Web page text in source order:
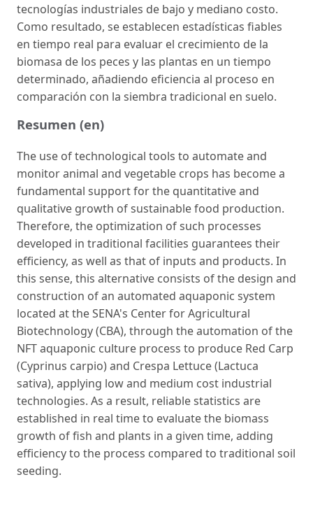
tecnologías industriales de bajo y mediano costo.
Como resultado, se establecen estadísticas fiables
en tiempo real para evaluar el crecimiento de la
biomasa de los peces y las plantas en un tiempo
determinado, añadiendo eficiencia al proceso en
comparación con la siembra tradicional en suelo.
Resumen (en)
The use of technological tools to automate and
monitor animal and vegetable crops has become a
fundamental support for the quantitative and
qualitative growth of sustainable food production.
Therefore, the optimization of such processes
developed in traditional facilities guarantees their
efficiency, as well as that of inputs and products. In
this sense, this alternative consists of the design and
construction of an automated aquaponic system
located at the SENA's Center for Agricultural
Biotechnology (CBA), through the automation of the
NFT aquaponic culture process to produce Red Carp
(Cyprinus carpio) and Crespa Lettuce (Lactuca
sativa), applying low and medium cost industrial
technologies. As a result, reliable statistics are
established in real time to evaluate the biomass
growth of fish and plants in a given time, adding
efficiency to the process compared to traditional soil
seeding.